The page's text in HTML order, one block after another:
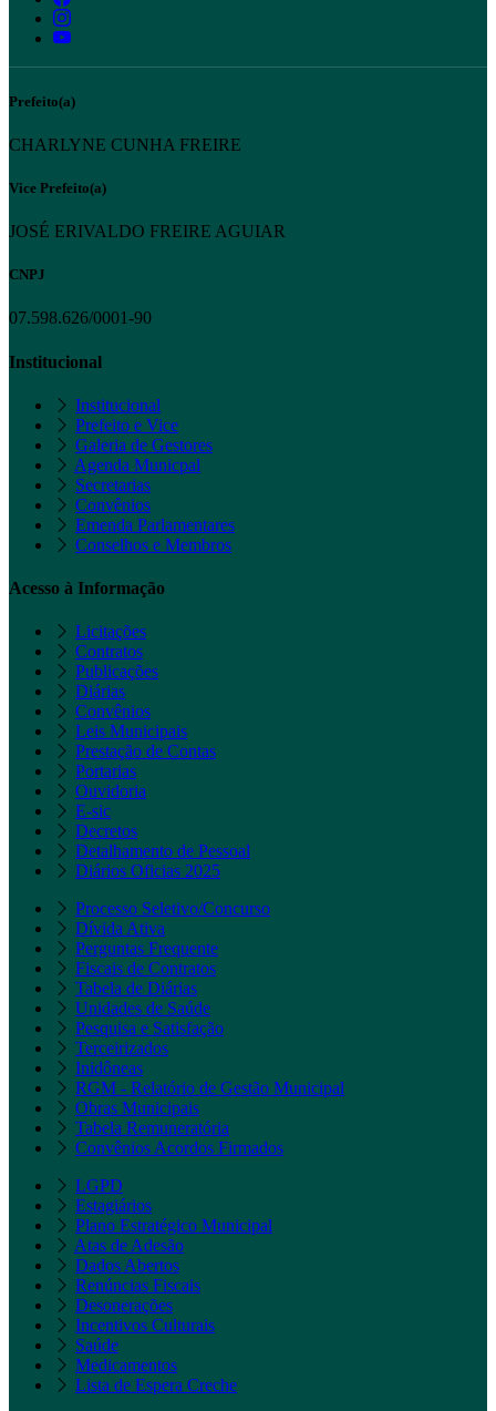
Prefeito(a)
CHARLYNE CUNHA FREIRE
Vice Prefeito(a)
JOSÉ ERIVALDO FREIRE AGUIAR
CNPJ
07.598.626/0001-90
Institucional
Institucional
Prefeito e Vice
Galeria de Gestores
Agenda Municpal
Secretarias
Convênios
Emenda Parlamentares
Conselhos e Membros
Acesso à Informação
Licitações
Contratos
Publicações
Diárias
Convênios
Leis Municipais
Prestação de Contas
Portarias
Ouvidoria
E-sic
Decretos
Detalhamento de Pessoal
Diários Oficias 2025
Processo Seletivo/Concurso
Dívida Ativa
Perguntas Frequente
Fiscais de Contratos
Tabela de Diárias
Unidades de Saúde
Pesquisa e Satisfação
Terceirizados
Inidôneas
RGM - Relatório de Gestão Municipal
Obras Municipais
Tabela Remuneratória
Convênios Acordos Firmados
LGPD
Estagiários
Plano Estratégico Municipal
Atas de Adesão
Dados Abertos
Renúncias Fiscais
Desonerações
Incentivos Culturais
Saúde
Medicamentos
Lista de Espera Creche